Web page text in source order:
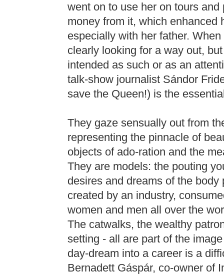
went on to use her on tours
money from it, which enhanced
especially with her father.
clearly looking for a way out,
intended as such or as an
talk-show journalist Sándor
save the Queen!) is the
They gaze sensually out from
representing the pinnacle of
objects of ado-ration and the
They are models: the pouting
desires and dreams of the
created by an industry,
women and men all over the
The catwalks, the wealthy
setting - all are part of the
day-dream into a career is a
Bernadett Gáspár, co-owner of